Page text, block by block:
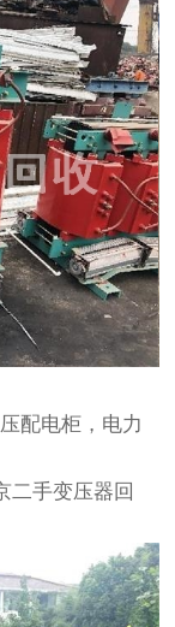
配电柜，电力
二手变压器回